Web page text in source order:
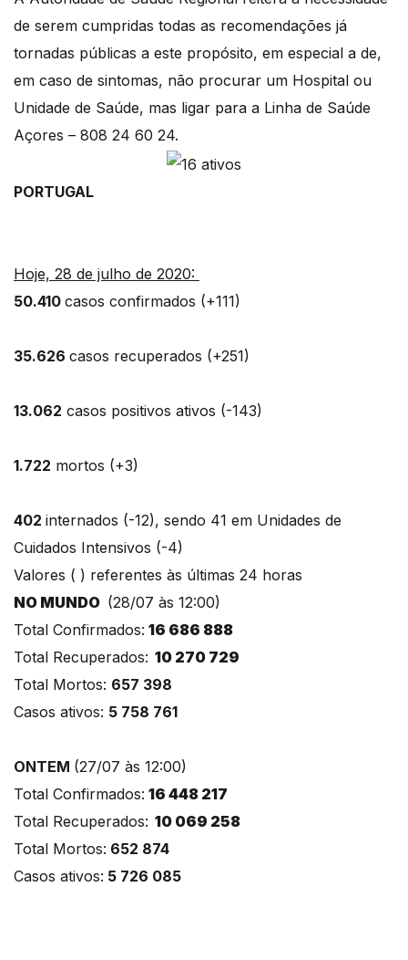
de serem cumpridas todas as recomendações já
tornadas públicas a este propósito, em especial a de,
em caso de sintomas, não procurar um Hospital ou
Unidade de Saúde, mas ligar para a Linha de Saúde
Açores – 808 24 60 24.
PORTUGAL
Hoje, 28 de julho de 2020:
50.410 casos confirmados (+111)
35.626 casos recuperados (+251)
13.062 casos positivos ativos (-143)
1.722 mortos (+3)
402 internados (-12), sendo 41 em Unidades de
Cuidados Intensivos (-4)
Valores ( ) referentes às últimas 24 horas
NO MUNDO (28/07 às 12:00)
Total Confirmados: 16 686 888
Total Recuperados: 10 270 729
Total Mortos: 657 398
Casos ativos: 5 758 761
ONTEM (27/07 às 12:00)
Total Confirmados: 16 448 217
Total Recuperados: 10 069 258
Total Mortos: 652 874
Casos ativos: 5 726 085